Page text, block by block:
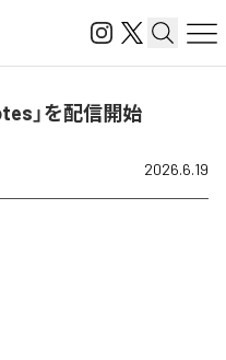
」を配信開始
2026.6.19